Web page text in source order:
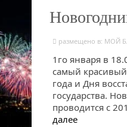
размещено в: МОЙ
1го января в
самый
года и Дня
государства.
проводится с
далее